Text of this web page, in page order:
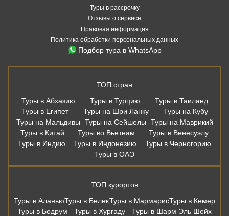
Туры в рассрочку
Отзывы о сервисе
Правовая информация
Политика обработки персональных данных
Подбор тура в WhatsApp
ТОП стран
Туры в Абхазию
Туры в Турцию
Туры в Таиланд
Туры в Египет
Туры на Шри Ланку
Туры на Кубу
Туры на Мальдивы
Туры на Сейшелы
Туры на Маврикий
Туры в Китай
Туры во Вьетнам
Туры в Венесуэлу
Туры в Индию
Туры в Индонезию
Туры в Черногорию
Туры в ОАЭ
ТОП курортов
Туры в АланьюТуры в БелекТуры в МармарисТуры в Кемер
Туры в Бодрум
Туры в Хургаду
Туры в Шарм Эль Шейх